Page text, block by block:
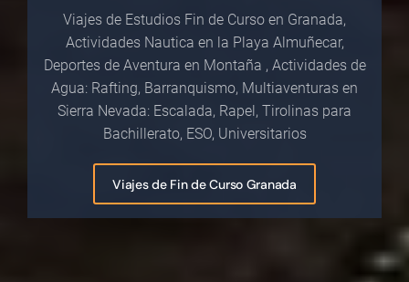
Viajes de Estudios Fin de Curso en Granada,
Actividades Nautica en la Playa Almuñecar,
Deportes de Aventura en Montaña , Actividades de
Agua: Rafting, Barranquismo, Multiaventuras en
Sierra Nevada: Escalada, Rapel, Tirolinas para
Bachillerato, ESO, Universitarios
Viajes de Fin de Curso Granada